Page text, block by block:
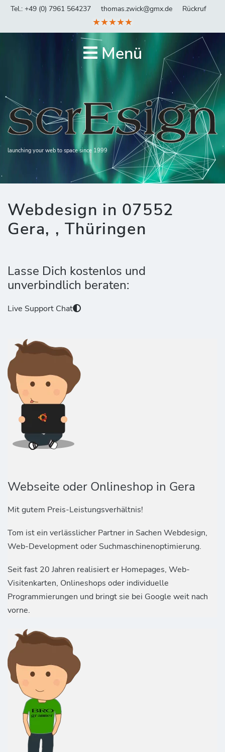
Tel.: +49 (0) 7961 564237 thomas.zwick@gmx.de Rückruf
★★★★★
Menü
launching your web to space since 1999
Webdesign in 07552
Gera, , Thüringen
Lasse Dich kostenlos und
unverbindlich beraten:
Live Support Chat
Webseite oder Onlineshop in Gera
Mit gutem Preis-Leistungsverhältnis!
Tom ist ein verlässlicher Partner in Sachen Webdesign,
Web-Development oder Suchmaschinenoptimierung.
Seit fast 20 Jahren realisiert er Homepages, Web-
Visitenkarten, Onlineshops oder individuelle
Programmierungen und bringt sie bei Google weit nach
vorne.